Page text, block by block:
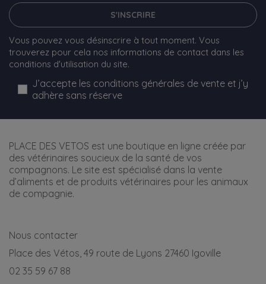
S'INSCRIRE
Vous pouvez vous désinscrire à tout moment. Vous
trouverez pour cela nos informations de contact dans les
conditions d'utilisation du site.
J’accepte les conditions générales de vente et j’y
adhère sans réserve
PLACE DES VETOS est une boutique en ligne créée par
des vétérinaires soucieux de la santé de vos
compagnons. Le site est spécialisé dans la vente
d’aliments et de produits vétérinaires pour les animaux
de compagnie.
Nous contacter
Place des Vétos, 49 route de Lyons 27460 Igoville
02 35 59 67 88